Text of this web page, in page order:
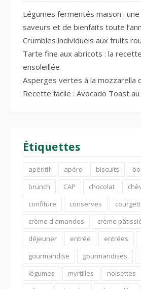
Légumes fermentés maison :
saveurs et de bienfaits toute
Crumbles individuels aux fruits
Tarte fine aux abricots : la
ensoleillée
Asperges vertes à la mozzarella
Recette facile : Avocado Toast au
Étiquettes
apéritif apéro biscuits
brunch
CAP chocolat
confiture
conserves
crème d'amandes
crème
déjeuner
entrée entrées
gourmandise
gourmandises
légumes
myrtilles noisettes